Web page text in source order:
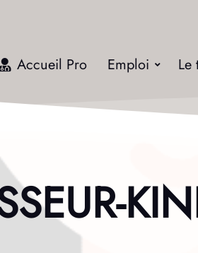
Accueil Pro Emploi Le